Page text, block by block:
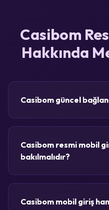
Casibom
Hakkında
Casibom güncel
Casibom resmi mobil
bakılmalıdır?
Casibom mobil giriş